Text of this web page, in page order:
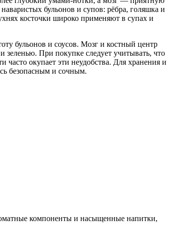
бульонов и супов: рёбра, голяшка и
косточки широко применяют в супах и
бульонов и соусов. Мозг и костный центр
зеленью. При покупке следует учитывать, что
окупает эти неудобства. Для хранения и
безопасным и сочным.
компоненты и насыщенные напитки,